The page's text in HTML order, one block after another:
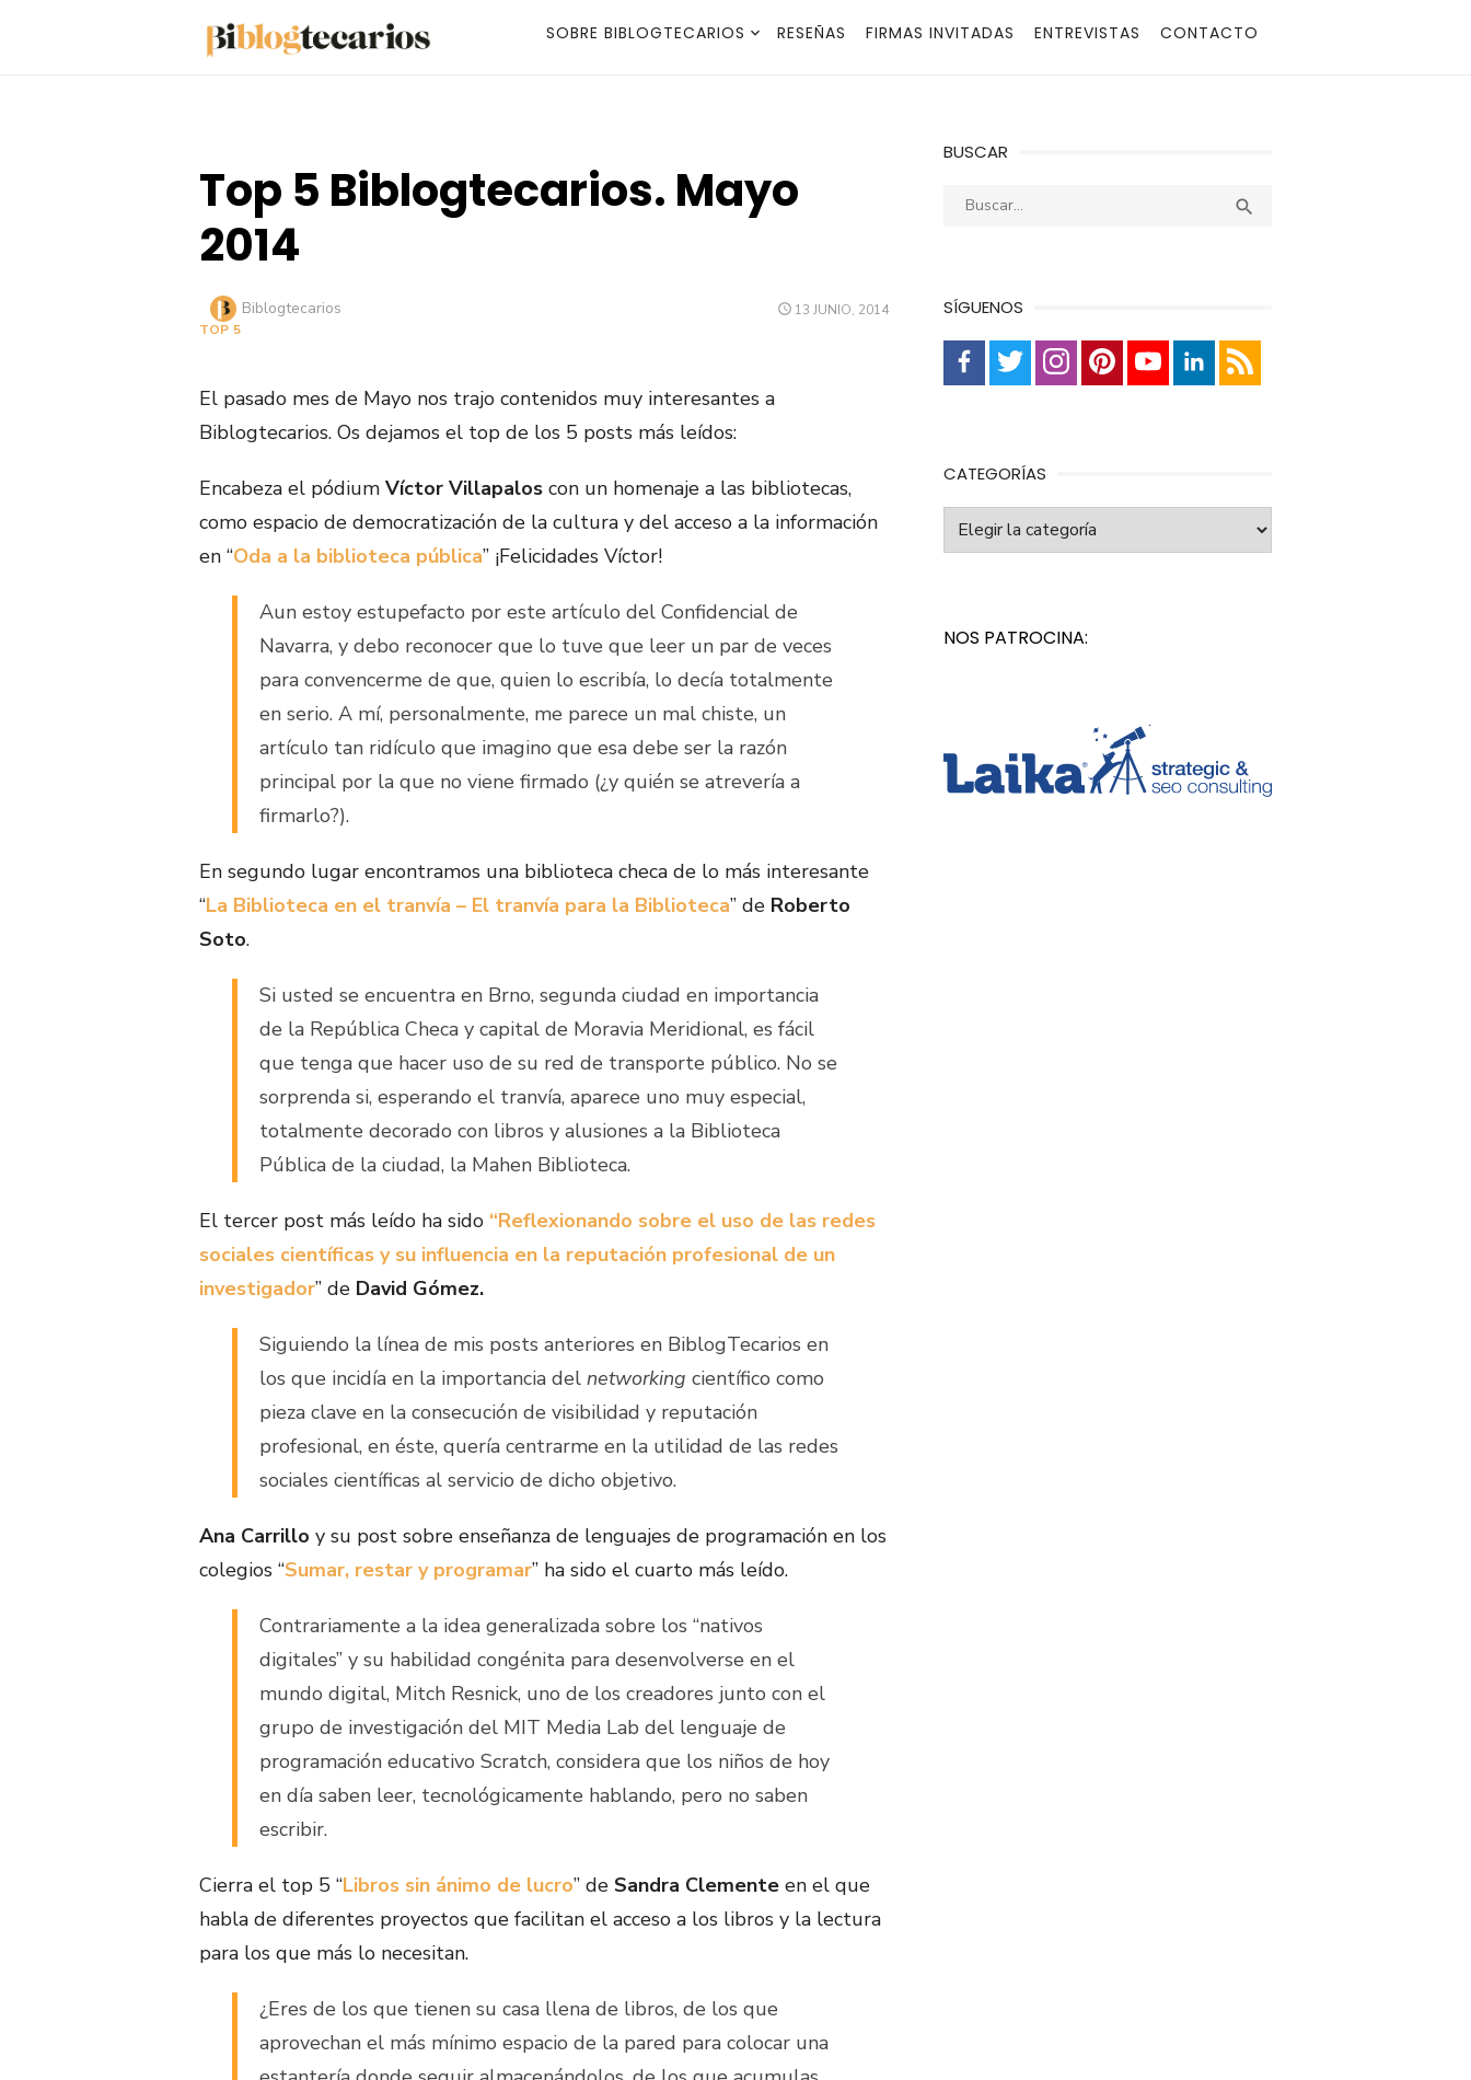
SOBRE BIBLOGTECARIOS RESEÑAS FIRMAS INVITADAS ENTREVISTAS CONTACTO
Top 5 Biblogtecarios. Mayo
2014
PUBLICADO
13 JUNIO, 2014
Autor
Biblogtecarios
TOP 5
El pasado mes de Mayo nos trajo contenidos muy interesantes a
Biblogtecarios. Os dejamos el top de los 5 posts más leídos:
Encabeza el pódium Víctor Villapalos con un homenaje a las bibliotecas,
como espacio de democratización de la cultura y del acceso a la información
en “Oda a la biblioteca pública” ¡Felicidades Víctor!
Aun estoy estupefacto por este artículo del Confidencial de
Navarra, y debo reconocer que lo tuve que leer un par de veces
para convencerme de que, quien lo escribía, lo decía totalmente
en serio. A mí, personalmente, me parece un mal chiste, un
artículo tan ridículo que imagino que esa debe ser la razón
principal por la que no viene firmado (¿y quién se atrevería a
firmarlo?).
En segundo lugar encontramos una biblioteca checa de lo más interesante
“La Biblioteca en el tranvía – El tranvía para la Biblioteca” de Roberto
Soto.
Si usted se encuentra en Brno, segunda ciudad en importancia
de la República Checa y capital de Moravia Meridional, es fácil
que tenga que hacer uso de su red de transporte público. No se
sorprenda si, esperando el tranvía, aparece uno muy especial,
totalmente decorado con libros y alusiones a la Biblioteca
Pública de la ciudad, la Mahen Biblioteca.
El tercer post más leído ha sido “Reflexionando sobre el uso de las redes
sociales científicas y su influencia en la reputación profesional de un
investigador” de David Gómez.
Siguiendo la línea de mis posts anteriores en BiblogTecarios en
los que incidía en la importancia del networking científico como
pieza clave en la consecución de visibilidad y reputación
profesional, en éste, quería centrarme en la utilidad de las redes
sociales científicas al servicio de dicho objetivo.
Ana Carrillo y su post sobre enseñanza de lenguajes de programación en los
colegios “Sumar, restar y programar” ha sido el cuarto más leído.
Contrariamente a la idea generalizada sobre los “nativos
digitales” y su habilidad congénita para desenvolverse en el
mundo digital, Mitch Resnick, uno de los creadores junto con el
grupo de investigación del MIT Media Lab del lenguaje de
programación educativo Scratch, considera que los niños de hoy
en día saben leer, tecnológicamente hablando, pero no saben
escribir.
Cierra el top 5 “Libros sin ánimo de lucro” de Sandra Clemente en el que
habla de diferentes proyectos que facilitan el acceso a los libros y la lectura
para los que más lo necesitan.
¿Eres de los que tienen su casa llena de libros, de los que
aprovechan el más mínimo espacio de la pared para colocar una
BUSCAR
Buscar: 
SÍGUENOS
CATEGORÍAS
NOS PATROCINA: